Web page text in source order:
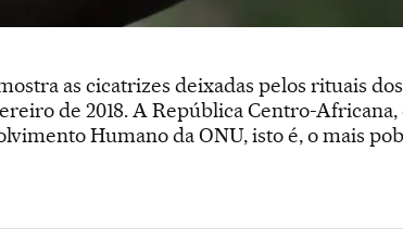
as cicatrizes deixadas pelos rituais
de 2018. A República Centro-
Humano da ONU, isto é, o mais